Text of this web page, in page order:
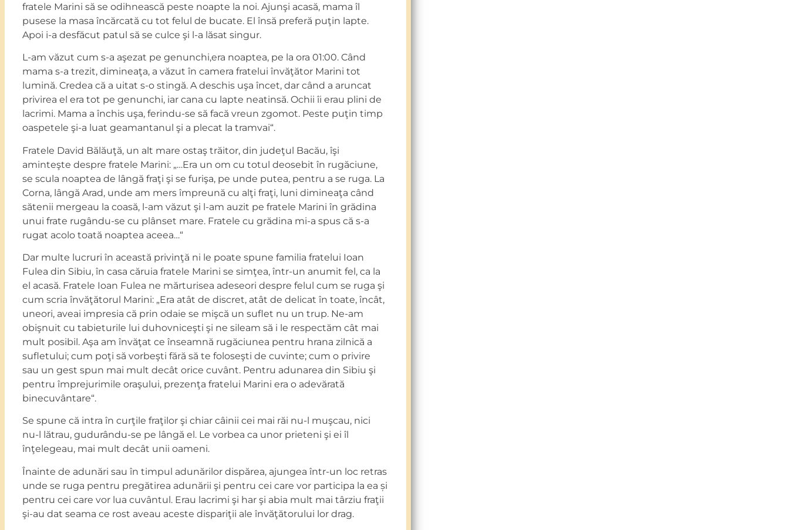
fratele Marini să se odihnească peste noapte la noi. Ajunşi acasă, mama îl
pusese la masa încărcată cu tot felul de bucate. El însă preferă puţin lapte.
Apoi i-a desfăcut patul să se culce şi l-a lăsat singur.
L-am văzut cum s-a aşezat pe genunchi,era noaptea, pe la ora 01:00. Când
mama s-a trezit, dimineaţa, a văzut în camera fratelui învăţător Marini tot
lumină. Credea că a uitat s-o stingă. A deschis uşa încet, dar când a aruncat
privirea el era tot pe genunchi, iar cana cu lapte neatinsă. Ochii îi erau plini de
lacrimi. Mama a închis uşa, ferindu-se să facă vreun zgomot. Peste puţin timp
oaspetele şi-a luat geamantanul şi a plecat la tramvai“.
Fratele David Bălăuţă, un alt mare ostaş trăitor, din judeţul Bacău, îşi
aminteşte despre fratele Marini: „…Era un om cu totul deosebit în rugăciune,
se scula noaptea de lângă fraţi şi se furişa, pe unde putea, pentru a se ruga. La
Corna, lângă Arad, unde am mers împreună cu alţi fraţi, luni dimineaţa când
sătenii mergeau la coasă, l-am văzut şi l-am auzit pe fratele Marini în grădina
unui frate rugându-se cu plânset mare. Fratele cu grădina mi-a spus că s-a
rugat acolo toată noaptea aceea…“
Dar multe lucruri în această privinţă ni le poate spune familia fratelui Ioan
Fulea din Sibiu, în casa căruia fratele Marini se simţea, într-un anumit fel, ca la
el acasă. Fratele Ioan Fulea ne mărturisea adeseori despre felul cum se ruga şi
cum scria învăţătorul Marini: „Era atât de discret, atât de delicat în toate, încât,
uneori, aveai impresia că prin odaie se mişcă un suflet nu un trup. Ne-am
obişnuit cu tabieturile lui duhovniceşti şi ne sileam să i le respectăm cât mai
mult posibil. Aşa am învăţat ce înseamnă rugăciunea pentru hrana zilnică a
sufletului; cum poţi să vorbeşti fără să te foloseşti de cuvinte; cum o privire
sau un gest spun mai mult decât orice cuvânt. Pentru adunarea din Sibiu şi
pentru împrejurimile oraşului, prezenţa fratelui Marini era o adevărată
binecuvântare“.
Se spune că intra în curţile fraţilor şi chiar câinii cei mai răi nu-l muşcau, nici
nu-l lătrau, gudurându-se pe lângă el. Le vorbea ca unor prieteni şi ei îl
înţelegeau, mai mult decât unii oameni.
Înainte de adunări sau în timpul adunărilor dispărea, ajungea într-un loc retras
unde se ruga pentru pregătirea adunării şi pentru cei care vor participa la ea și
pentru cei care vor lua cuvântul. Erau lacrimi şi har şi abia mult mai târziu fraţii
şi-au dat seama ce rost aveau aceste dispariţii ale învăţătorului lor drag.